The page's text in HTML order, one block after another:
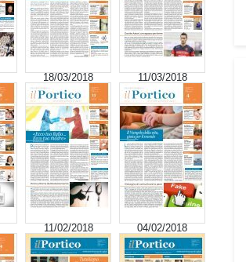
18/03/2018 11/03/2018
11/02/2018 04/02/2018